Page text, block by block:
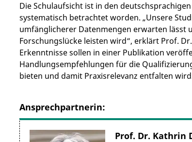
Die Schulaufsicht ist in den
systematisch betrachtet worden. „Unsere
umfänglicherer Datenmengen erwarten lässt
Forschungslücke leisten wird“, erklärt Prof.
Erkenntnisse sollen in einer Publikation
Handlungsempfehlungen für die
bieten und damit Praxisrelevanz entfalten
Ansprechpartnerin:
Prof. Dr. Kathrin